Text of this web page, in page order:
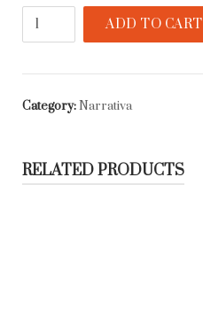
Laguna
ADD TO CART
Category:Narrativa
RELATED PRODUCTS